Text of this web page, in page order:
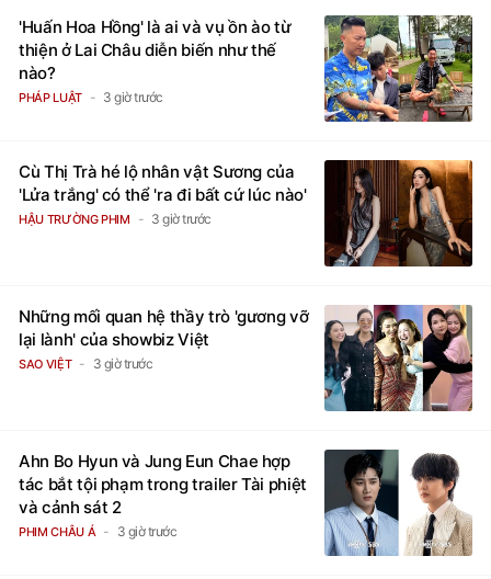
'Huấn Hoa Hồng' là ai và vụ ồn ào từ
thiện ở Lai Châu diễn biến như thế
nào?
PHÁP LUẬT 3 giờ trước
Cù Thị Trà hé lộ nhân vật Sương của
'Lửa trắng' có thể 'ra đi bất cứ lúc nào'
HẬU TRƯỜNG PHIM 3 giờ trước
Những mối quan hệ thầy trò 'gương vỡ
lại lành' của showbiz Việt
SAO VIỆT 3 giờ trước
Ahn Bo Hyun và Jung Eun Chae hợp
tác bắt tội phạm trong trailer Tài phiệt
và cảnh sát 2
PHIM CHÂU Á 3 giờ trước